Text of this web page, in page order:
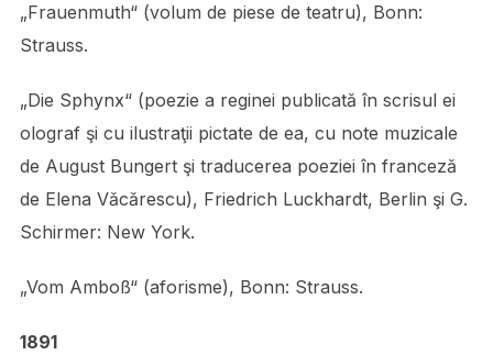
„Frauenmuth“ (volum de piese de teatru), Bonn:
Strauss.
„Die Sphynx“ (poezie a reginei publicată în scrisul ei
olograf şi cu ilustraţii pictate de ea, cu note muzicale
de August Bungert şi traducerea poeziei în franceză
de Elena Văcărescu), Friedrich Luckhardt, Berlin şi G.
Schirmer: New York.
„Vom Amboß“ (aforisme), Bonn: Strauss.
1891